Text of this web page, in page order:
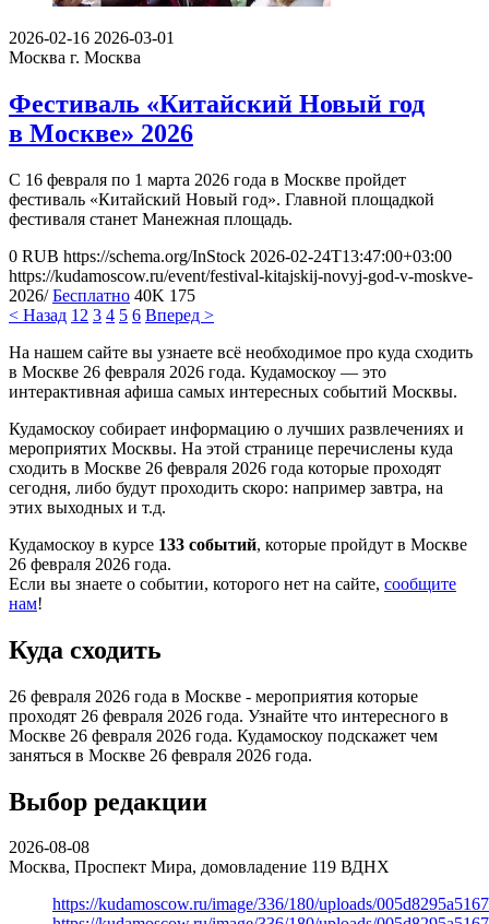
2026-02-16 2026-03-01
Москва г. Москва
Фестиваль «Китайский Новый год
в Москве» 2026
С 16 февраля по 1 марта 2026 года в Москве пройдет
фестиваль «Китайский Новый год». Главной площадкой
фестиваля станет Манежная площадь.
0 RUB https://schema.org/InStock 2026-02-24T13:47:00+03:00
https://kudamoscow.ru/event/festival-kitajskij-novyj-god-v-moskve-
2026/ Бесплатно 40K 175
< Назад 1 2 3 4 5 6 Вперед >
На нашем сайте вы узнаете всё необходимое про куда сходить
в Москве 26 февраля 2026 года. Кудамоскоу — это
интерактивная афиша самых интересных событий Москвы.
Кудамоскоу собирает информацию о лучших развлечениях и
мероприятих Москвы. На этой странице перечислены куда
сходить в Москве 26 февраля 2026 года которые проходят
сегодня, либо будут проходить скоро: например завтра, на
этих выходных и т.д.
Кудамоскоу в курсе 133 событий, которые пройдут в Москве
26 февраля 2026 года.
Если вы знаете о событии, которого нет на сайте, сообщите
нам!
Куда сходить
26 февраля 2026 года в Москве - мероприятия которые
проходят 26 февраля 2026 года. Узнайте что интересного в
Москве 26 февраля 2026 года. Кудамоскоу подскажет чем
заняться в Москве 26 февраля 2026 года.
Выбор редакции
2026-08-08
Москва, Проспект Мира, домовладение 119 ВДНХ
https://kudamoscow.ru/image/336/180/uploads/